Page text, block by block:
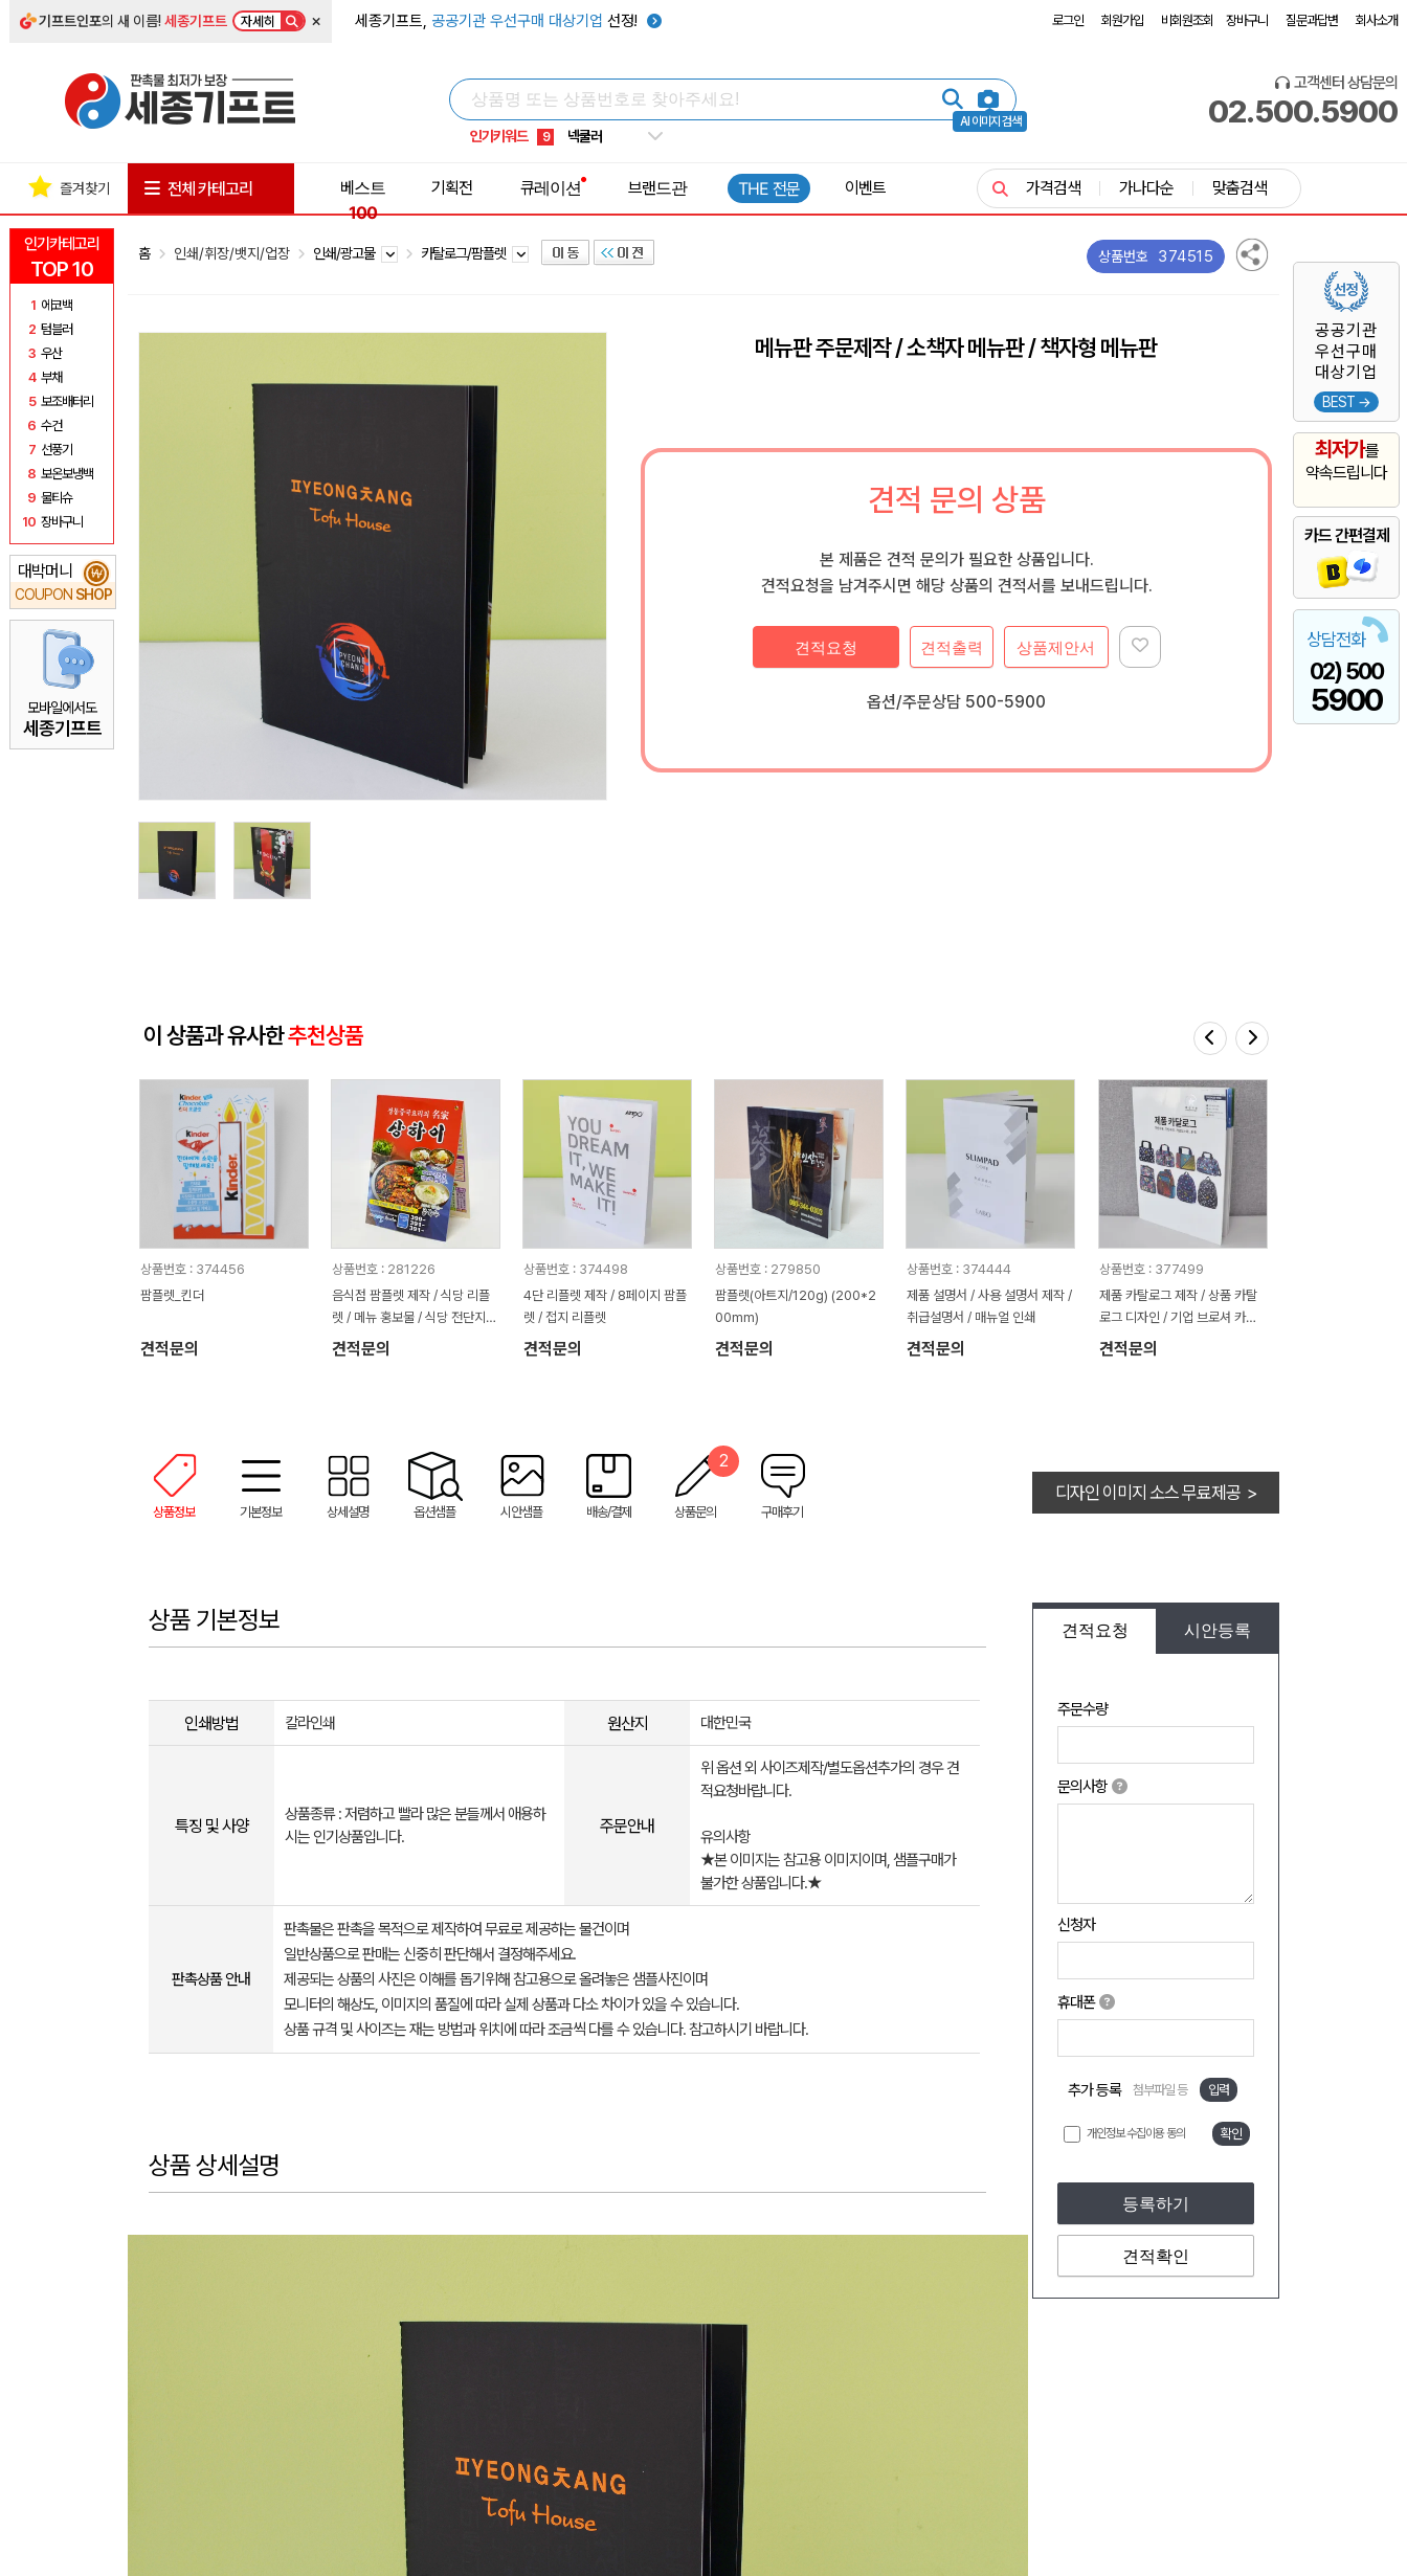
기프트인포의 새 이름!세종기프트 자세히 × 세종기프트, 공공기관 우선구매 대상기업 선정! 로그인 회원가입 비회원조회 장바구니 질문과답변 회사소개
AI 이미지 검색
인기키워드
5 키캡
8 쿨토시
9 넥쿨러
1 선풍기
고객센터 상담문의
02.500.5900
인기카테고리
TOP 10
1 에코백
2 텀블러
3 우산
4 부채
5 보조배터리
6 수건
7 선풍기
8 보온보냉백
9 물티슈
10 장바구니
대박머니
COUPON SHOP
₩
모바일에서도
세종기프트
공공기관
우선구매
대상기업
BEST →
최저가를
약속드립니다
카드 간편결제
상담전화
02) 500
5900
즐겨찾기 전체 카테고리
베스트
100
기획전 큐레이션 브랜드관 THE 전문 이벤트 가격검색 가나다순 맞춤검색
홈 인쇄/휘장/뱃지/업장 인쇄/광고물 카탈로그/팜플렛 상품번호 374515
메뉴판 주문제작 / 소책자 메뉴판 / 책자형 메뉴판
견적 문의 상품
본 제품은 견적 문의가 필요한 상품입니다.
견적요청을 남겨주시면 해당 상품의 견적서를 보내드립니다.
견적요청 상품제안서
견적출력
옵션/주문상담 500-5900
이 상품과 유사한추천상품
상품번호 : 374456
팜플렛_킨더
견적문의
상품번호 : 281226
음식점 팜플렛 제작 / 식당 리플
렛 / 메뉴 홍보물 / 식당 전단지
디자인
견적문의
상품번호 : 374498
4단 리플렛 제작 / 8페이지 팜플
렛 / 접지 리플렛
견적문의
상품번호 : 279850
팜플렛(아트지/120g) (200*2
00mm)
견적문의
상품번호 : 374444
제품 설명서 / 사용 설명서 제작 /
취급설명서 / 매뉴얼 인쇄
견적문의
상품번호 : 377499
제품 카탈로그 제작 / 상품 카탈
로그 디자인 / 기업 브로셔 카탈
로그 맞춤제작
견적문의
상품정보 기본정보 상세설명 옵션샘플 시안샘플 배송/결제 상품문의
2
구매후기
디자인 이미지 소스 무료제공 >
견적요청 시안등록
주문수량
문의사항
신청자
휴대폰
추가 등록 첨부파일 등 입력
개인정보 수집이용 동의 확인
등록하기
견적확인
상품 기본정보
인쇄방법 칼라인쇄 원산지 대한민국
특징 및 사양
상품종류 : 저렴하고 빨라 많은 분들께서 애용하
시는 인기상품입니다.
주문안내
위 옵션 외 사이즈제작/별도옵션추가의 경우 견
적요청바랍니다.
유의사항
★본 이미지는 참고용 이미지이며, 샘플구매가
불가한 상품입니다.★
판촉상품 안내
판촉물은 판촉을 목적으로 제작하여 무료로 제공하는 물건이며
일반상품으로 판매는 신중히 판단해서 결정해주세요.
제공되는 상품의 사진은 이해를 돕기위해 참고용으로 올려놓은 샘플사진이며
모니터의 해상도, 이미지의 품질에 따라 실제 상품과 다소 차이가 있을 수 있습니다.
상품 규격 및 사이즈는 재는 방법과 위치에 따라 조금씩 다를 수 있습니다. 참고하시기 바랍니다.
상품 상세설명